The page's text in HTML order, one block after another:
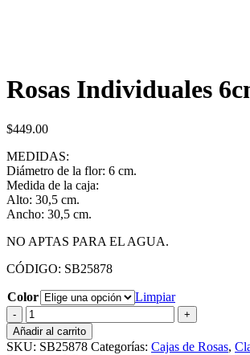
Rosas Individuales
$449.00
MEDIDAS:
Diámetro de la flor: 6 cm.
Medida de la caja:
Alto: 30,5 cm.
Ancho: 30,5 cm.
NO APTAS PARA EL AGUA.
CÓDIGO: SB25878
Color
Limpiar
Rosas
Individuales
6cm
Añadir al carrito
SKU: SB25878 Categorías: Cajas de Rosas,